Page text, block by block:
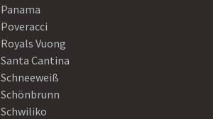
Panama
Poveracci
Royals Vuong
Santa Cantina
Schneeweiß
Schönbrunn
Schwiliko